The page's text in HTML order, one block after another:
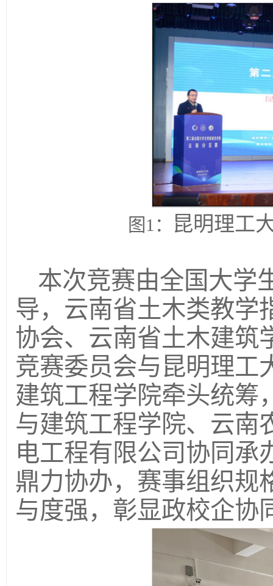
图1： 昆明理工
本次竞赛由全国大学
导，云南省土木类教学
协会、云南省土木建筑
竞赛委员会与昆明理工
建筑工程学院牵头统筹
与建筑工程学院、云南
电工程有限公司协同承
鼎力协办，赛事组织规
与度强，彰显政校企协